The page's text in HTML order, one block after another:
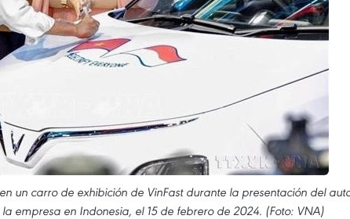
un carro de exhibición de VinFast durante la presentación del
empresa en Indonesia, el 15 de febrero de 2024. (Foto: VNA)